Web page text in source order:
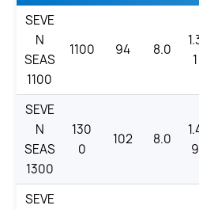
SEVE
N
SEAS
1100
1100 94 8.0
1
SEVE
N
SEAS
1300
130
0
102 8.0
9
SEVE